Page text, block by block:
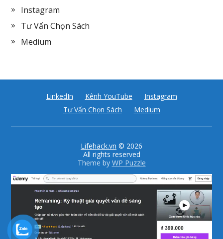
Instagram
Tư Vấn Chọn Sách
Medium
LinkedIn Kênh YouTube
Instagram
Tư Vấn Chọn Sách
Medium
Lifehack.vn © 2026
All rights reserved
Theme by WP Puzzle